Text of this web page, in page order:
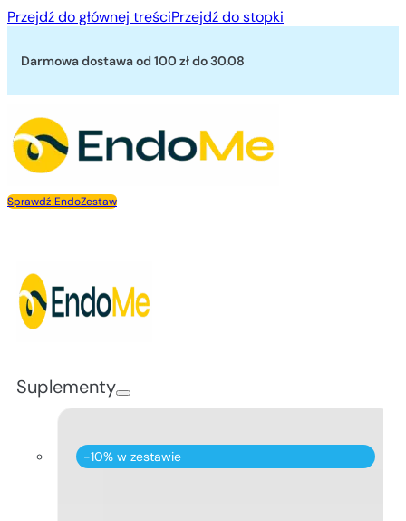
Przejdź do głównej treściPrzejdź do stopki
Darmowa dostawa od 100 złdo 30.08
Sprawdź EndoZestaw
Suplementy
-10% w zestawie